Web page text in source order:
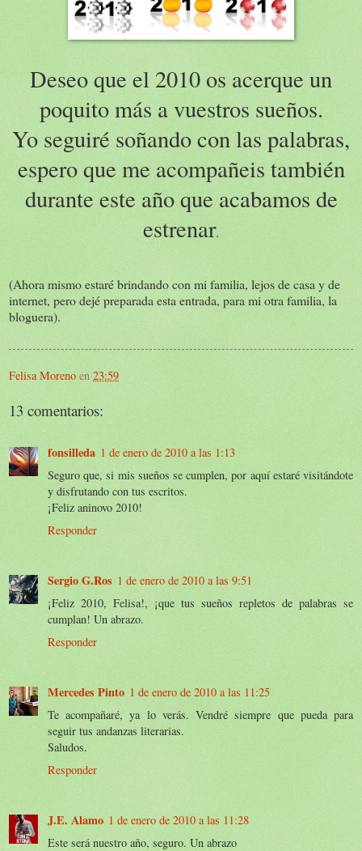
Deseo que el 2010 os acerque un
poquito más a vuestros sueños.
Yo seguiré soñando con las palabras,
espero que me acompañeis también
durante este año que acabamos de
estrenar.
(Ahora mismo estaré brindando con mi familia, lejos de casa y de
internet, pero dejé preparada esta entrada, para mi otra familia, la
bloguera).
Felisa Moreno en 23:59
13 comentarios:
fonsilleda 1 de enero de 2010 a las 1:13
Seguro que, si mis sueños se cumplen, por aquí estaré visitándote
y disfrutando con tus escritos.
¡Feliz aninovo 2010!
Responder
Sergio G.Ros 1 de enero de 2010 a las 9:51
¡Feliz 2010, Felisa!, ¡que tus sueños repletos de palabras se
cumplan! Un abrazo.
Responder
Mercedes Pinto 1 de enero de 2010 a las 11:25
Te acompañaré, ya lo verás. Vendré siempre que pueda para
seguir tus andanzas literarias.
Saludos.
Responder
J.E. Alamo 1 de enero de 2010 a las 11:28
Este será nuestro año, seguro. Un abrazo